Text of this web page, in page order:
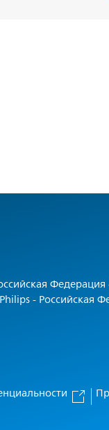
Федерация
Philips - Российская